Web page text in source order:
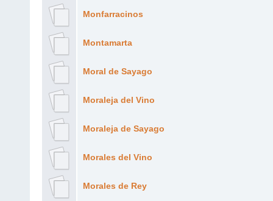
Monfarracinos
Montamarta
Moral de Sayago
Moraleja del Vino
Moraleja de Sayago
Morales del Vino
Morales de Rey